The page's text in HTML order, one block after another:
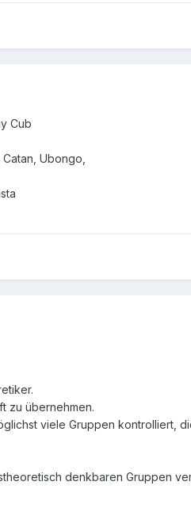
Cub
Ubongo,
zu übernehmen.
viele Gruppen kontrolliert,
denkbaren Gruppen